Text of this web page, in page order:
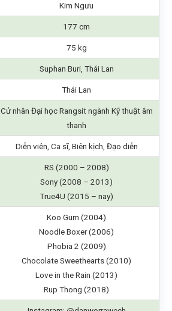
Kim Ngưu
177 cm
75 kg
Suphan Buri, Thái Lan
Thái Lan
Cử nhân Đại học Rangsit ngành Kỹ thuật âm
thanh
Diễn viên, Ca sĩ, Biên kịch, Đạo diễn
RS (2000 – 2008)
Sony (2008 – 2013)
True4U (2015 – nay)
Koo Gum (2004)
Noodle Boxer (2006)
Phobia 2 (2009)
Chocolate Sweethearts (2010)
Love in the Rain (2013)
Rup Thong (2018)